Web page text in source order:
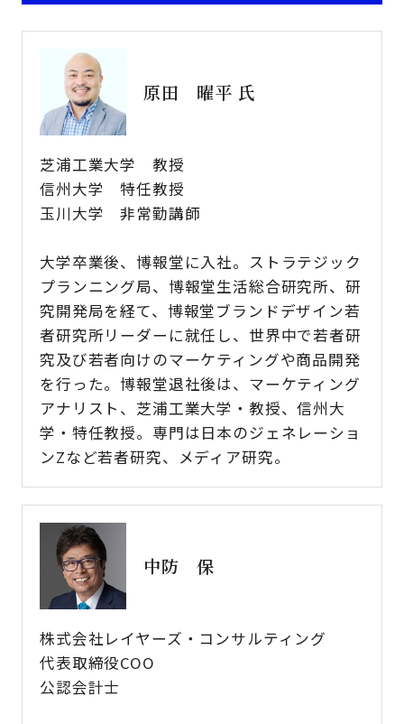
原田 曜平 氏
芝浦工業大学 教授
信州大学 特任教授
玉川大学 非常勤講師
大学卒業後、博報堂に入社。ストラテジック
プランニング局、博報堂生活総合研究所、研
究開発局を経て、博報堂ブランドデザイン若
者研究所リーダーに就任し、世界中で若者研
究及び若者向けのマーケティングや商品開発
を行った。博報堂退社後は、マーケティング
アナリスト、芝浦工業大学・教授、信州大
学・特任教授。専門は日本のジェネレーショ
ンZなど若者研究、メディア研究。
中防 保
株式会社レイヤーズ・コンサルティング
代表取締役COO
公認会計士